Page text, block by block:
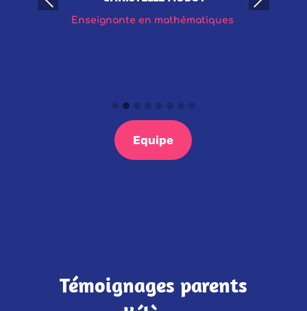
Enseignante en mathématiques
Equipe
Témoignages parents